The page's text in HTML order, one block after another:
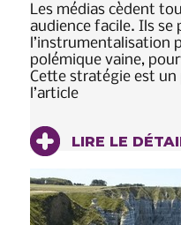
Les médias cèdent
audience facile. Ils
l’instrumentalisation
polémique vaine,
Cette stratégie est
l’article
LIRE LE